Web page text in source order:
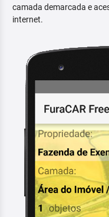
camada demarcada e
internet.